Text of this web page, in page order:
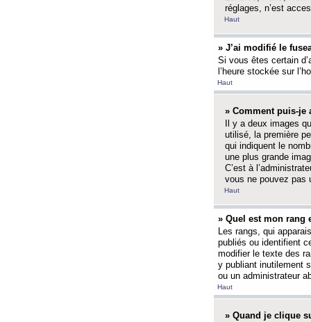
réglages, n’est
Haut
» J’ai modifié le
Si vous êtes certain
l’heure stockée sur
Haut
» Comment puis-je
Il y a deux images
utilisé, la première
qui indiquent le
une plus grande
C’est à
vous ne pouvez pas
Haut
» Quel est mon rang
Les rangs, qui
publiés ou identifient
modifier le texte des
y publiant inutilement
ou un administrateur
Haut
» Quand je clique